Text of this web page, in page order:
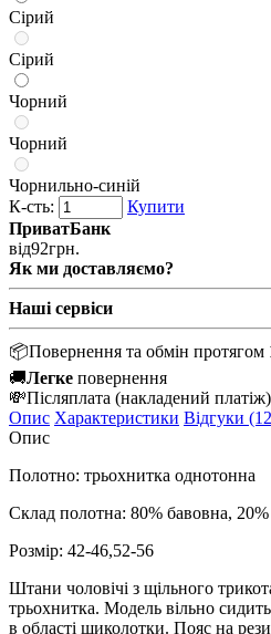
Сірий
Сірий
Чорний
Чорний
Чорнильно-синій
К-сть:
Купити
ПриватБанк
від92грн.
Як ми доставляємо?
Наші сервіси
📦Повернення та обмін протягом
🚚Легке повернення
💸Післяплата (накладений платіж)
Опис Характеристики Відгуки
Опис
Полотно: трьохнитка однотонна
Склад полотна: 80% бавовна, 20%
Розмір: 42-46,52-56
Штани чоловічі з щільного
трьохнитка. Модель вільно
в області щиколотки. Пояс на